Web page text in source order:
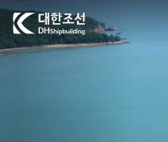
대한조선주식회사